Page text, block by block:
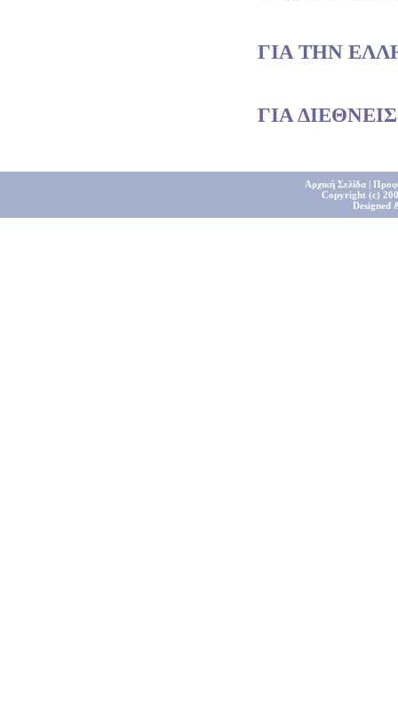
ΓΙΑ ΤΗΝ
ΓΙΑ
Αρχική Σελίδα|
Copyright (c)
Designed